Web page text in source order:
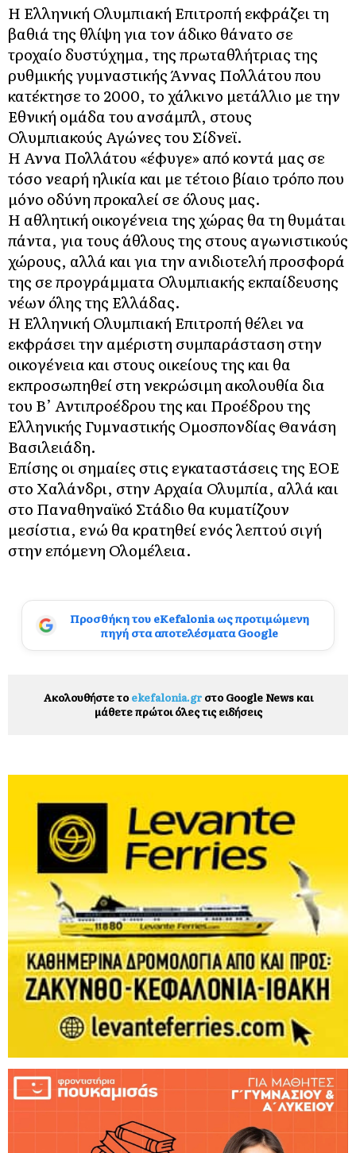
Η Ελληνική Ολυμπιακή Επιτροπή εκφράζει τη
βαθιά της θλίψη για τον άδικο θάνατο σε
τροχαίο δυστύχημα, της πρωταθλήτριας της
ρυθμικής γυμναστικής Άννας Πολλάτου που
κατέκτησε το 2000, το χάλκινο μετάλλιο με την
Εθνική ομάδα του ανσάμπλ, στους
Ολυμπιακούς Αγώνες του Σίδνεϊ.
Η Αννα Πολλάτου «έφυγε» από κοντά μας σε
τόσο νεαρή ηλικία και με τέτοιο βίαιο τρόπο που
μόνο οδύνη προκαλεί σε όλους μας.
Η αθλητική οικογένεια της χώρας θα τη θυμάται
πάντα, για τους άθλους της στους αγωνιστικούς
χώρους, αλλά και για την ανιδιοτελή προσφορά
της σε προγράμματα Ολυμπιακής εκπαίδευσης
νέων όλης της Ελλάδας.
Η Ελληνική Ολυμπιακή Επιτροπή θέλει να
εκφράσει την αμέριστη συμπαράσταση στην
οικογένεια και στους οικείους της και θα
εκπροσωπηθεί στη νεκρώσιμη ακολουθία δια
του Β’ Αντιπροέδρου της και Προέδρου της
Ελληνικής Γυμναστικής Ομοσπονδίας Θανάση
Βασιλειάδη.
Eπίσης οι σημαίες στις εγκαταστάσεις της ΕΟΕ
στο Χαλάνδρι, στην Αρχαία Ολυμπία, αλλά και
στο Παναθηναϊκό Στάδιο θα κυματίζουν
μεσίστια, ενώ θα κρατηθεί ενός λεπτού σιγή
στην επόμενη Ολομέλεια.
Προσθήκη του eKefalonia ως προτιμώμενη
πηγή στα αποτελέσματα Google
Ακολουθήστε το ekefalonia.grστο Google News και
μάθετε πρώτοι όλες τις ειδήσεις